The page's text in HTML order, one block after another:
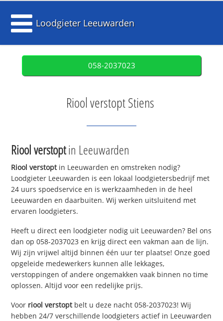
Loodgieter Leeuwarden
058-2037023
Riool verstopt Stiens
Riool verstoptin Leeuwarden
Riool verstoptin Leeuwarden en omstreken nodig?
Loodgieter Leeuwarden is een lokaal loodgietersbedrijf met
24 uurs spoedservice en is werkzaamheden in de heel
Leeuwarden en daarbuiten. Wij werken uitsluitend met
ervaren loodgieters.
Heeft u direct een loodgieter nodig uit Leeuwarden? Bel ons
dan op 058-2037023 en krijg direct een vakman aan de lijn.
Wij zijn vrijwel altijd binnen één uur ter plaatse! Onze goed
opgeleide medewerkers kunnen alle lekkages,
verstoppingen of andere ongemakken vaak binnen no time
oplossen. Altijd voor een redelijke prijs.
Voor riool verstoptbelt u deze nacht 058-2037023! Wij
hebben 24/7 verschillende loodgieters actief in Leeuwarden